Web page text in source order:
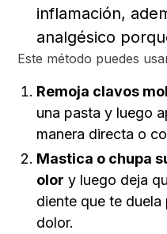
inflamación,
analgésico
Este método puedes
Remoja clavos
una pasta y luego
manera directa o
Mastica o chupa
olor y luego deja
diente que te duela
dolor.